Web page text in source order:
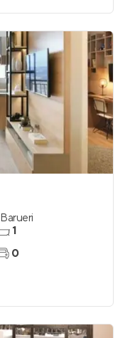
Barueri
1
0